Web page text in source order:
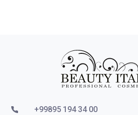
+99895 194 34 00